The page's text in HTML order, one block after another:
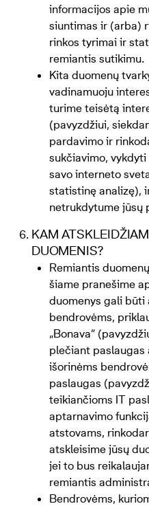
informacijos apie
siuntimas ir (arba)
rinkos tyrimai ir
remiantis sutikimu.
Kita duomenų
vadinamuoju
turime teisėtą
(pavyzdžiui,
pardavimo ir
sukčiavimo,
savo interneto
statistinę analizę),
netrukdytume jūsų
KAM
DUOMENIS?
Remiantis
šiame pranešime
duomenys gali būti
bendrovėms,
„Bonava“
plečiant paslaugas
išorinėms
paslaugas
teikiančioms IT
aptarnavimo
atstovams,
atskleisime jūsų
jei to bus
remiantis
Bendrovėms,